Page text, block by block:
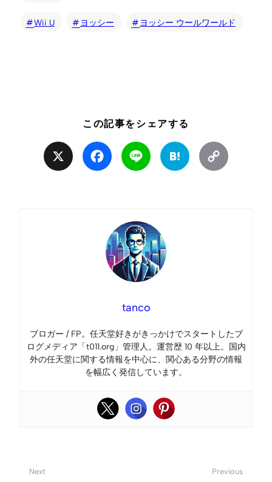
Wii U ヨッシー ヨッシー ウールワールド
この記事をシェアする
Facebook Line Hatena
tanco
ブロガー / FP。任天堂好きがきっかけでスタートしたブ
ログメディア「t011.org」管理人。運営歴 10 年以上。国内
外の任天堂に関する情報を中心に、関心ある分野の情報
を幅広く発信しています。
Next Previous